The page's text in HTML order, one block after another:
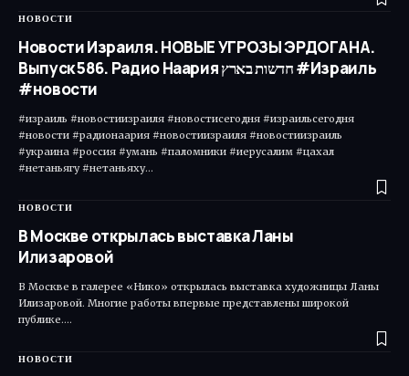
НОВОСТИ
Новости Израиля. НОВЫЕ УГРОЗЫ ЭРДОГАНА.
Выпуск 586. Радио Наария חדשות בארץ #Израиль
#новости
#израиль #новостиизраиля #новостисегодня #израильсегодня
#новости #радионаария #новостиизраиля #новостиизраиль
#украина #россия #умань #паломники #иерусалим #цахал
#нетаньягу #нетаньяху…
НОВОСТИ
В Москве открылась выставка Ланы
Илизаровой
В Москве в галерее «Нико» открылась выставка художницы Ланы
Илизаровой. Многие работы впервые представлены широкой
публике.…
НОВОСТИ